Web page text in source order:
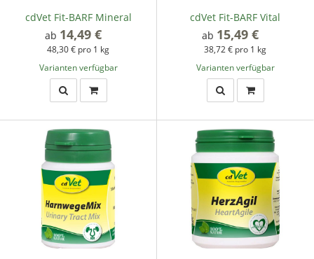
cdVet Fit-BARF Mineral
ab 14,49 €
48,30 € pro 1 kg
Varianten verfügbar
cdVet Fit-BARF Vital
ab 15,49 €
38,72 € pro 1 kg
Varianten verfügbar